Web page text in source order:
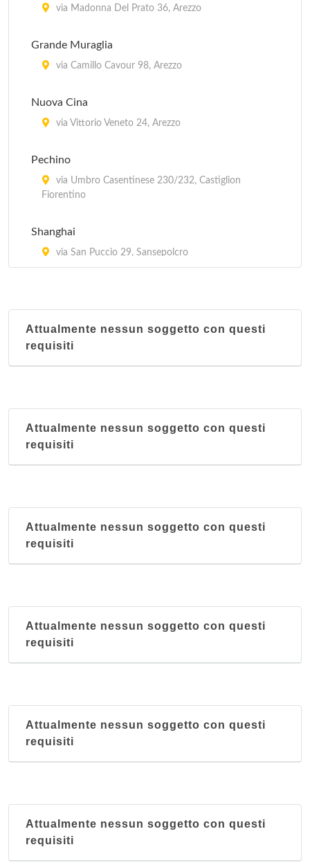
via Madonna Del Prato 36, Arezzo
Grande Muraglia
via Camillo Cavour 98, Arezzo
Nuova Cina
via Vittorio Veneto 24, Arezzo
Pechino
via Umbro Casentinese 230/232, Castiglion
Fiorentino
Shanghai
via San Puccio 29, Sansepolcro
Attualmente nessun soggetto con questi
requisiti
Attualmente nessun soggetto con questi
requisiti
Attualmente nessun soggetto con questi
requisiti
Attualmente nessun soggetto con questi
requisiti
Attualmente nessun soggetto con questi
requisiti
Attualmente nessun soggetto con questi
requisiti